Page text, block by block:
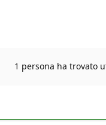
1 persona ha trovato